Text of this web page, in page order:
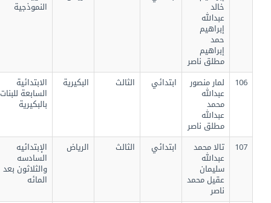
عبدالله
إبراهيم
إبراهيم
مطلق ناصر
النموذجية
لمار منصور
عبدالله
محمد
عبدالله
مطلق ناصر
ابتدائي الثالث البكيرية الابتدائية
السابعة للبنات
بالبكيرية
تالا محمد
عبدالله
سليمان
عقيل محمد
ابتدائي الثالث الرياض الإبتدائيه
السادسه
والثلاثون بعد
المائه